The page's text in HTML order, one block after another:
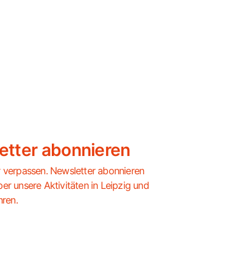
abonnieren
Newsletter abonnieren
unsere Aktivitäten in Leipzig und